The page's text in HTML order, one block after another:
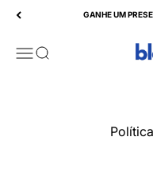
Pular para o conteúdo
GANHE UM
Abrir menu de
Abrir pesquisa